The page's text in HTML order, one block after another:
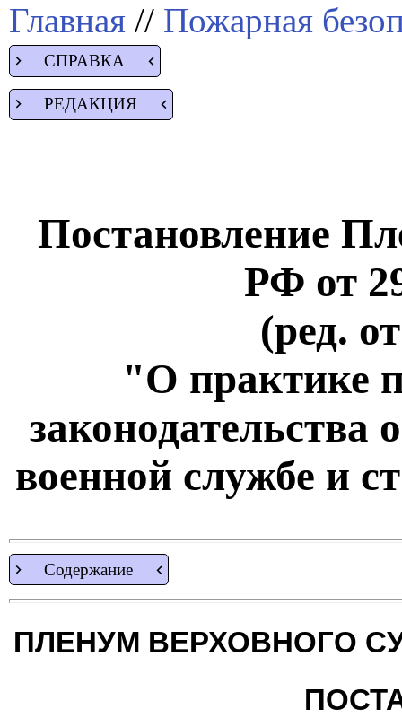
Главная // Пожарная
СПРАВКА
РЕДАКЦИЯ
Постановление
РФ от
(ред.
"О практике
законодательства
военной службе и
Содержание
ПЛЕНУМ ВЕРХОВНОГО